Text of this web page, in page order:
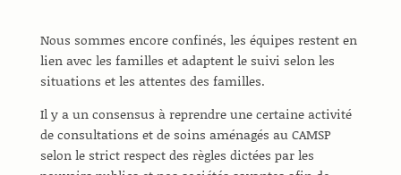
Nous sommes encore confinés, les équipes restent en
lien avec les familles et adaptent le suivi selon les
situations et les attentes des familles.
Il y a un consensus à reprendre une certaine activité
de consultations et de soins aménagés au CAMSP
selon le strict respect des règles dictées par les